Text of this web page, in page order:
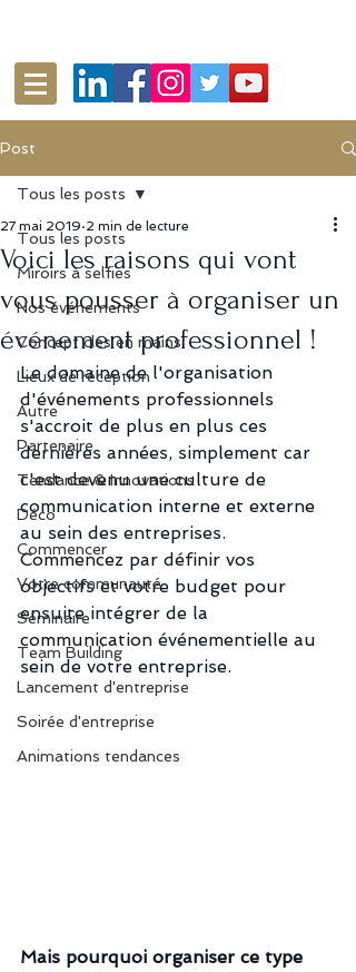
Post
Tous les posts
Miroirs à selfies
Nos événements
Concept clés en mains
Lieux de réception
Autre
Partenaire
Tendance & Innovations
Déco
Commencer
Votre communauté
Séminaire
Team Building
Lancement d'entreprise
Soirée d'entreprise
Animations tendances
Tous les posts
Voici les raisons qui vont
vous pousser à organiser un
événement professionnel !
27 mai 2019 2 min de lecture
Le domaine de l'organisation
d'événements professionnels
s'accroit de plus en plus ces
dernières années, simplement car
c'est devenu une culture de
communication interne et externe
au sein des entreprises.
Commencez par définir vos
objectifs et votre budget pour
ensuite intégrer de la
communication événementielle au
sein de votre entreprise.
Mais pourquoi organiser ce type